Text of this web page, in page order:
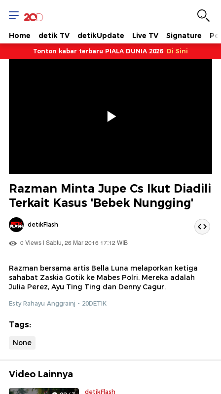
Home detik TV detikUpdate Live TV Signature
Tonton kabar terbaru PIALA DUNIA 2026 Di Sini
Video
Razman Minta Jupe Cs Ikut Diadili
Terkait Kasus 'Bebek Nungging'
detikFlash
0 Views | Sabtu, 26 Mar 2016 17:12 WIB
Razman bersama artis Bella Luna melaporkan ketiga
sahabat Zaskia Gotik ke Mabes Polri. Mereka adalah
Julia Perez, Ayu Ting Ting dan Denny Cagur.
Esty Rahayu Anggrainj - 20DETIK
Tags:
None
Video Lainnya
detikFlash